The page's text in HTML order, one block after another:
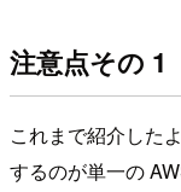
注意点その 1
これまで紹介した
するのが単一の